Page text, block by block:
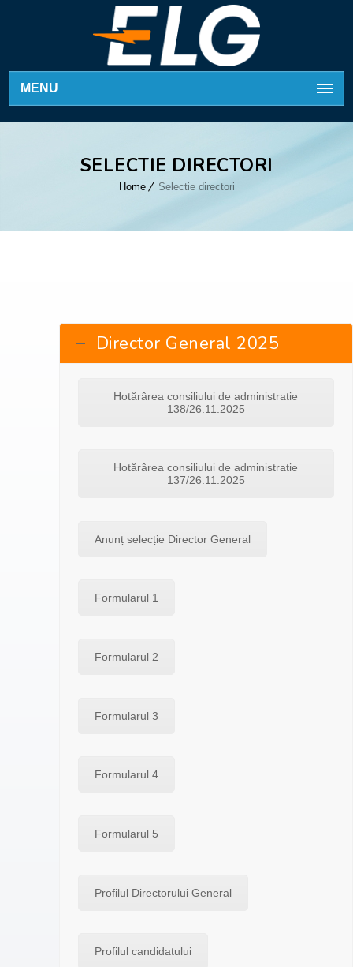
MENU
SELECTIE DIRECTORI
Home Selectie directori
Director General 2025
Hotărârea consiliului de administratie
138/26.11.2025
Hotărârea consiliului de administratie
137/26.11.2025
Anunț selecție Director General
Formularul 1
Formularul 2
Formularul 3
Formularul 4
Formularul 5
Profilul Directorului General
Profilul candidatului